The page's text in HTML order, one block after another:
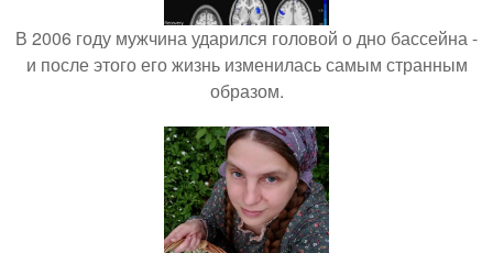
В 2006 году мужчина ударился головой о дно бассейна -
и после этого его жизнь изменилась самым странным
образом.